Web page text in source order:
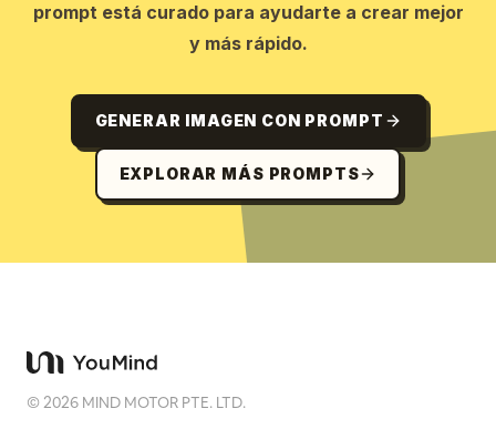
prompt está curado para ayudarte a crear mejor
y más rápido.
GENERAR IMAGEN CON PROMPT
EXPLORAR MÁS PROMPTS
©2026 MIND MOTOR PTE. LTD.